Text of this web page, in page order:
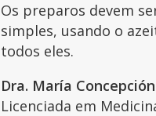
Os preparos devem
simples, usando o
todos eles.
Dra. María
Licenciada em